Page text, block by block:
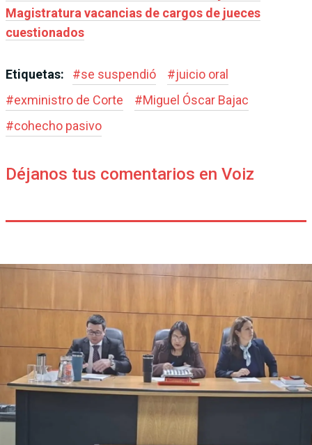
Magistratura vacancias de cargos de jueces
cuestionados
Etiquetas: #se suspendió #juicio oral
#exministro de Corte #Miguel Óscar Bajac
#cohecho pasivo
Déjanos tus comentarios en Voiz